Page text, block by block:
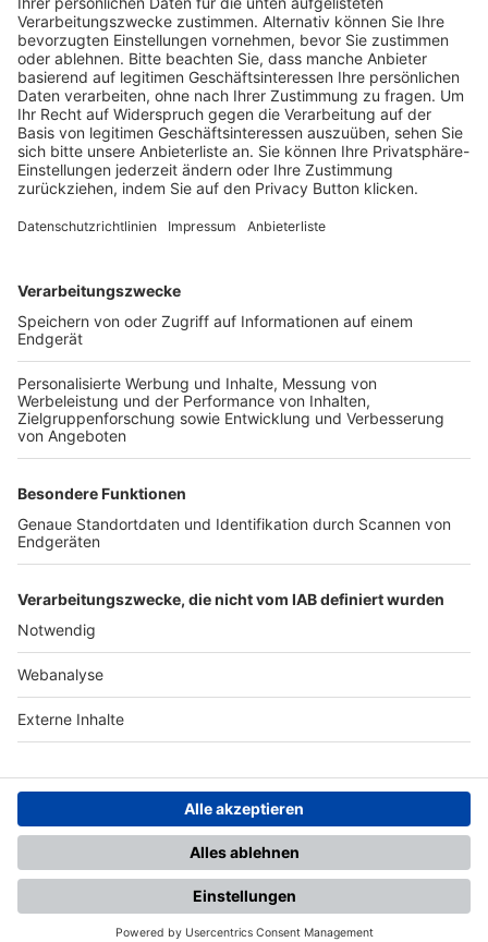
Schulungsangebot Vereinsmitarbeiter
BFV-Geschäftsstellen
Trainerbörse
Login SpielPlus
FOLGE DEM BFV
TOP-VEREINE
TOP-PARTNER
SFV DFB
Nutzungsbedingungen Datenschutz Impressum
Ihr Gerät wird möglicherweise
nicht vollständig unterstützt.
Für die beste Nutzung empfehlen
wir ein kompatibles Gerät oder
einen aktuellen Browser.